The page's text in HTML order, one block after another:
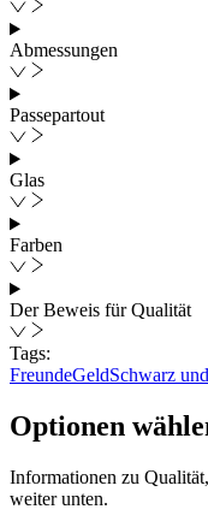
Abmessungen
Passepartout
Glas
Farben
Der Beweis für Qualität
Tags:
FreundeGeldSchwarz
Optionen
Informationen zu
weiter unten.